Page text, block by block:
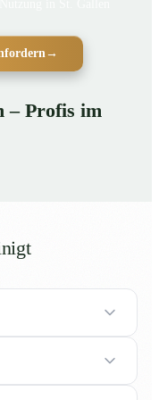
→
– Profis im